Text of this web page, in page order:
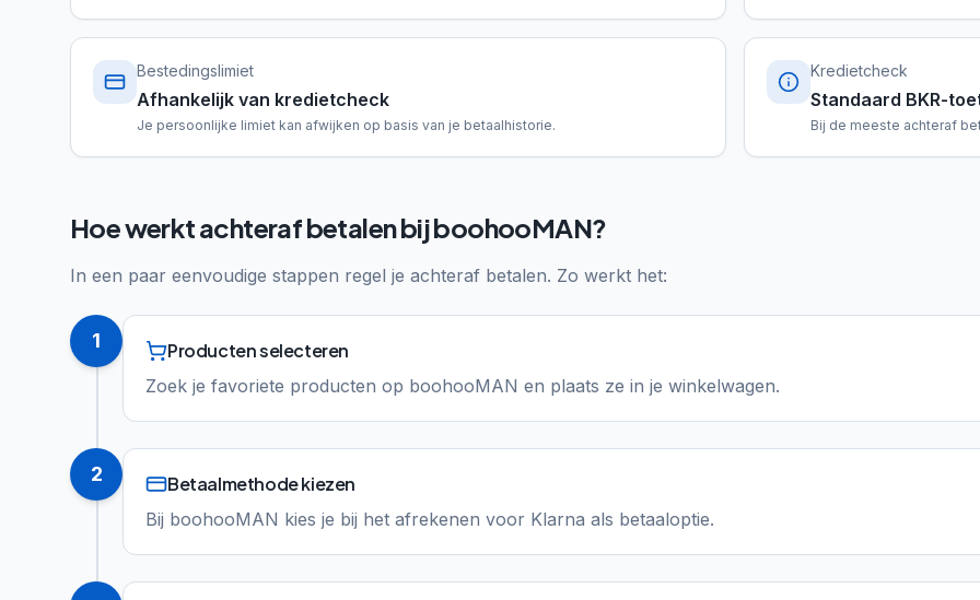
Bestedingslimiet
Afhankelijk van kredietcheck
Je persoonlijke limiet kan afwijken op basis van je betaalhistorie.
Kredietcheck
Standaard BKR-
Bij de meeste achteraf
Hoe werkt achteraf betalen bij boohooMAN?
In een paar eenvoudige stappen regel je achteraf betalen. Zo werkt het:
1 Producten selecteren
Zoek je favoriete producten op boohooMAN en plaats ze in je winkelwagen.
2 Betaalmethode kiezen
Bij boohooMAN kies je bij het afrekenen voor Klarna als betaaloptie.